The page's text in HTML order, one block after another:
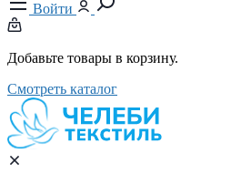
Войти
Добавьте товары в корзину.
Смотреть каталог